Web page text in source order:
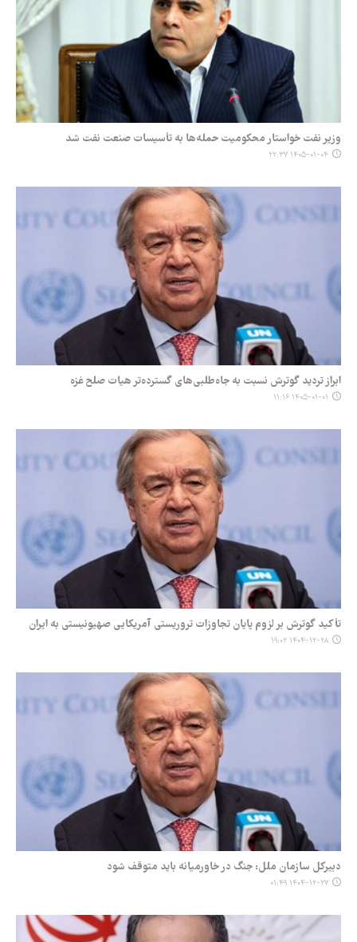
وزیر نفت خواستار محکومیت حمله‌ها به تأسیسات صنعت نفت شد
۱۴۰۵-۰۱-۰۴ ۲۲:۳۷
ابراز تردید گوترش نسبت به جاه‌طلبی‌های گسترده‌تر هیات صلح غزه
۱۴۰۵-۰۱-۰۱ ۱۱:۱۶
تأکید گوترش بر لزوم پایان تجاوزات تروریستی آمریکایی صهیونیستی به ایران
۱۴۰۴-۱۲-۲۸ ۱۹:۰۲
دبیرکل سازمان ملل: جنگ در خاورمیانه باید متوقف شود
۱۴۰۴-۱۲-۲۷ ۰۱:۴۹